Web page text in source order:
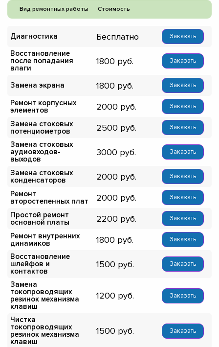
Вид ремонтных работы Стоимость
Диагностика Бесплатно Заказать
Восстановление
после попадания
влаги
1800 Заказать
Замена экрана 1800 Заказать
Ремонт корпусных
элементов
2000 Заказать
Замена стоковых
потенциометров
2500 Заказать
Замена стоковых
аудиовходов-
выходов
3000 Заказать
Замена стоковых
конденсаторов
2000 Заказать
Ремонт
второстепенных плат
2000 Заказать
Простой ремонт
основной платы
2200 Заказать
Ремонт внутренних
динамиков
1800 Заказать
Восстановление
шлейфов и
контактов
1500 Заказать
Замена
токопроводящих
резинок механизма
клавиш
1200 Заказать
Чистка
токопроводящих
резинок механизма
клавиш
1500 Заказать